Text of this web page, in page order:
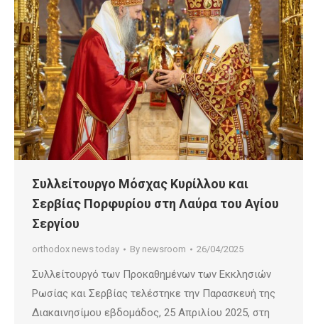
Συλλείτουργο Μόσχας Κυρίλλου και
Σερβίας Πορφυρίου στη Λαύρα του Αγίου
Σεργίου
orthodox news today By newsroom 26/04/2025
Συλλείτουργό των Προκαθημένων των Εκκλησιών
Ρωσίας και Σερβίας τελέστηκε την Παρασκευή της
Διακαινησίμου εβδομάδος, 25 Απριλίου 2025, στη